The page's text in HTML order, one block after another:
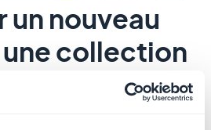
un nouveau
collection
survolez la collection à